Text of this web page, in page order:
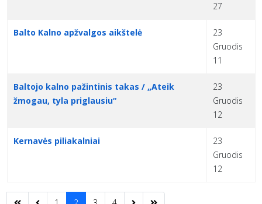
27
Balto Kalno apžvalgos aikštelė
23
Gruodis
11
Baltojo kalno pažintinis takas / „Ateik
žmogau, tyla priglausiu“
23
Gruodis
12
Kernavės piliakalniai
23
Gruodis
12